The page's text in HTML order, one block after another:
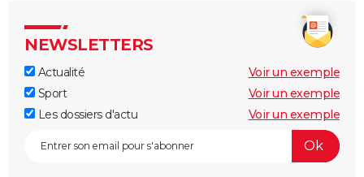
NEWSLETTERS
Actualité
Voir un exemple
Sport
Voir un exemple
Les dossiers d'actu
Voir un exemple